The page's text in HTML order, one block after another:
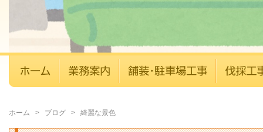
ホーム > ブログ > 綺麗な景色